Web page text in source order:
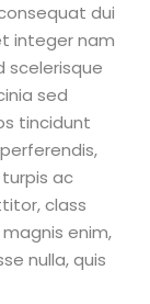
dui
integer nam
scelerisque
sed
tincidunt
ac
class
enim,
nulla, quis